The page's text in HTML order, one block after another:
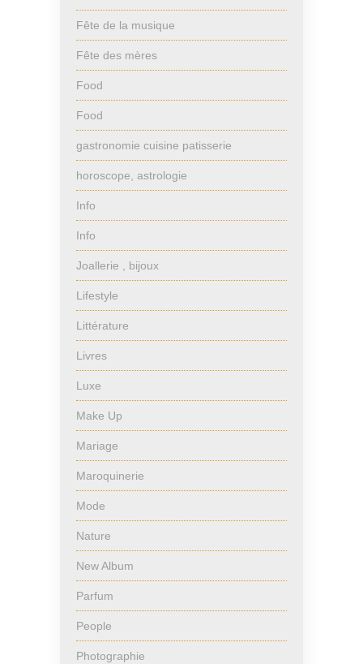
Fête de la musique
Fête des mères
Food
Food
gastronomie cuisine patisserie
horoscope, astrologie
Info
Info
Joallerie , bijoux
Lifestyle
Littérature
Livres
Luxe
Make Up
Mariage
Maroquinerie
Mode
Nature
New Album
Parfum
People
Photographie